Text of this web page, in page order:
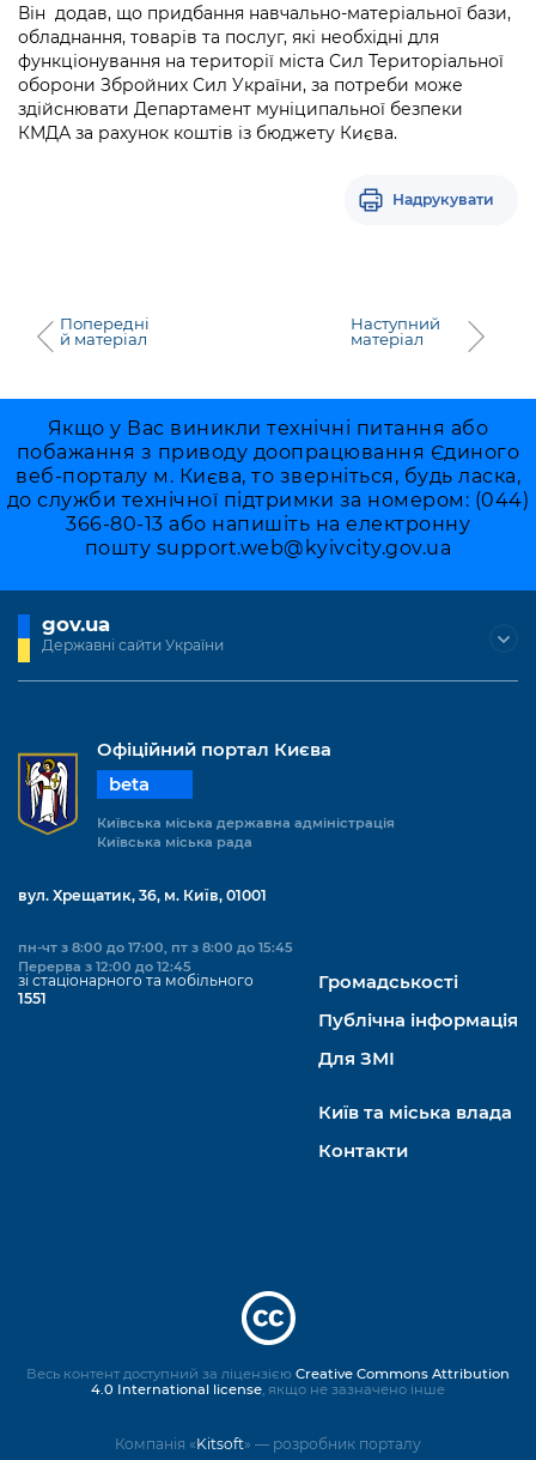
Він додав, що придбання навчально-матеріальної бази,
обладнання, товарів та послуг, які необхідні для
функціонування на території міста Сил Територіальної
оборони Збройних Сил України, за потреби може
здійснювати Департамент муніципальної безпеки
КМДА за рахунок коштів із бюджету Києва.
Надрукувати
Попередні
й матеріал
Наступний
матеріал
Якщо у Вас виникли технічні питання або
побажання з приводу доопрацювання Єдиного
веб-порталу м. Києва, то зверніться, будь ласка,
до служби технічної підтримки за номером: (044)
366-80-13 або напишіть на електронну
пошту support.web@kyivcity.gov.ua
gov.ua
Державні сайти України
Офіційний портал Києва
beta
Київська міська державна адміністрація
Київська міська рада
вул. Хрещатик, 36, м. Київ, 01001
пн-чт з 8:00 до 17:00, пт з 8:00 до 15:45
Перерва з 12:00 до 12:45
зі стаціонарного та мобільного
1551
Громадськості
Публічна інформація
Для ЗМІ
Київ та міська влада
Контакти
Компанія «Kitsoft» — розробник порталу
Весь контент доступний за ліцензією Creative Commons Attribution
4.0 International license, якщо не зазначено інше